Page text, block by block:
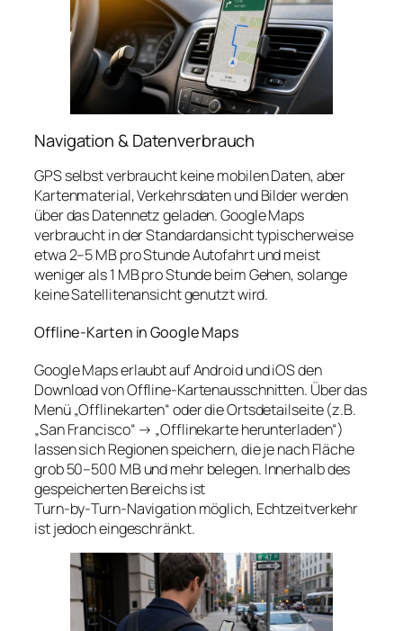
Navigation & Datenverbrauch
GPS selbst verbraucht keine mobilen Daten, aber
Kartenmaterial, Verkehrsdaten und Bilder werden
über das Datennetz geladen. Google Maps
verbraucht in der Standardansicht typischerweise
etwa 2–5 MB pro Stunde Autofahrt und meist
weniger als 1 MB pro Stunde beim Gehen, solange
keine Satellitenansicht genutzt wird.
Offline-Karten in Google Maps
Google Maps erlaubt auf Android und iOS den
Download von Offline‑Kartenausschnitten. Über das
Menü „Offlinekarten“ oder die Ortsdetailseite (z.B.
„San Francisco“ → „Offlinekarte herunterladen“)
lassen sich Regionen speichern, die je nach Fläche
grob 50–500 MB und mehr belegen. Innerhalb des
gespeicherten Bereichs ist
Turn‑by‑Turn‑Navigation möglich, Echtzeitverkehr
ist jedoch eingeschränkt.